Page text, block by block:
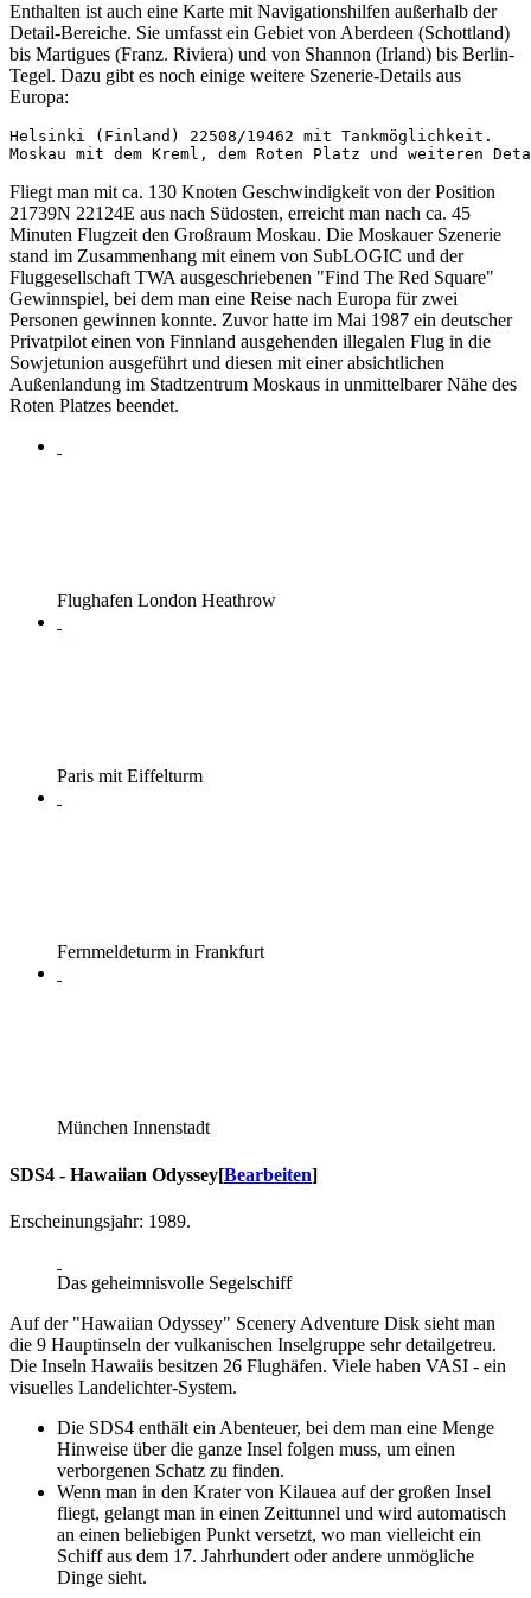
Enthalten ist auch eine Karte mit Navigationshilfen außerhalb der
Detail-Bereiche. Sie umfasst ein Gebiet von Aberdeen (Schottland)
bis Martigues (Franz. Riviera) und von Shannon (Irland) bis Berlin-
Tegel. Dazu gibt es noch einige weitere Szenerie-Details aus
Europa:
Helsinki (Finland) 22508/19462 mit Tankmöglichkeit.
Fliegt man mit ca. 130 Knoten Geschwindigkeit von der Position
21739N 22124E aus nach Südosten, erreicht man nach ca. 45
Minuten Flugzeit den Großraum Moskau. Die Moskauer Szenerie
stand im Zusammenhang mit einem von SubLOGIC und der
Fluggesellschaft TWA ausgeschriebenen "Find The Red Square"
Gewinnspiel, bei dem man eine Reise nach Europa für zwei
Personen gewinnen konnte. Zuvor hatte im Mai 1987 ein deutscher
Privatpilot einen von Finnland ausgehenden illegalen Flug in die
Sowjetunion ausgeführt und diesen mit einer absichtlichen
Außenlandung im Stadtzentrum Moskaus in unmittelbarer Nähe des
Roten Platzes beendet.
Flughafen London Heathrow
Paris mit Eiffelturm
Fernmeldeturm in Frankfurt
München Innenstadt
SDS4 - Hawaiian Odyssey[Bearbeiten]
Erscheinungsjahr: 1989.
Das geheimnisvolle Segelschiff
Auf der "Hawaiian Odyssey" Scenery Adventure Disk sieht man
die 9 Hauptinseln der vulkanischen Inselgruppe sehr detailgetreu.
Die Inseln Hawaiis besitzen 26 Flughäfen. Viele haben VASI - ein
visuelles Landelichter-System.
Die SDS4 enthält ein Abenteuer, bei dem man eine Menge
Hinweise über die ganze Insel folgen muss, um einen
verborgenen Schatz zu finden.
Wenn man in den Krater von Kilauea auf der großen Insel
fliegt, gelangt man in einen Zeittunnel und wird automatisch
an einen beliebigen Punkt versetzt, wo man vielleicht ein
Schiff aus dem 17. Jahrhundert oder andere unmögliche
Dinge sieht.